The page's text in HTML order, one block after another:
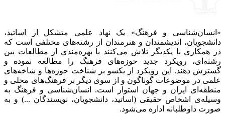
«انسان‌شناسی و فرهنگ» یک نهاد علمی متشکل از اساتید،
دانشجویان، اندیشمندان و هنرمندان از رشته‌های مختلفی است که
در همکاری با یکدیگر تلاش می‌کنند با بهره‌مندی از مطالعات بین
رشته‌ای، رویکرد جدید حوزه‌های فرهنگ را مطالعه نموده و
گسترش دهند. این رویکرد از یکسو بر شناخت حوزه‌ها و شاخه‌های
علمی در موضوعات گوناگون و از سوی دیگر بر فرهنگ‌های محلی و
منطقه‌ای ایران و جهان استوار است. انسان‌شناسی و فرهنگ به
وسیله‌ی اشخاص حقیقی (اساتید، دانشجویان، نویسندگان ...) و به
صورت داوطلبانه اداره می‌شود.